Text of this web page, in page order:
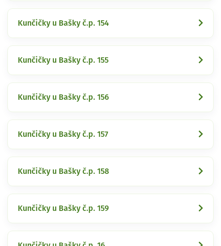
Kunčičky u Bašky č.p. 154
Kunčičky u Bašky č.p. 155
Kunčičky u Bašky č.p. 156
Kunčičky u Bašky č.p. 157
Kunčičky u Bašky č.p. 158
Kunčičky u Bašky č.p. 159